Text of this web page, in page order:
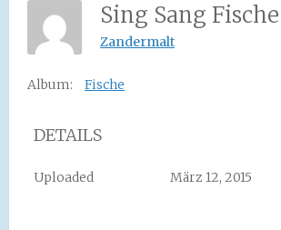
Sing Sang Fische
Zandermalt
Album: Fische
DETAILS
Uploaded März 12, 2015